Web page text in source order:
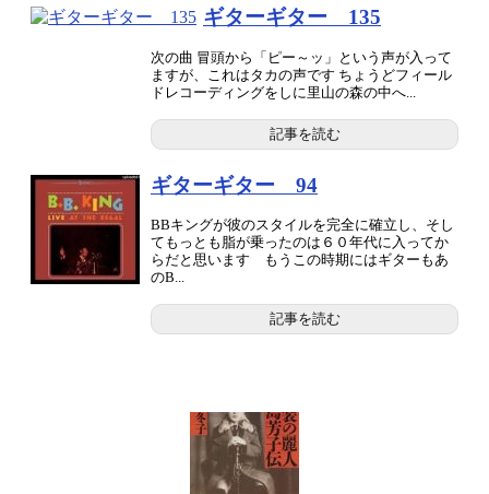
ギターギター 135
次の曲 冒頭から「ピー～ッ」という声が入って
ますが、これはタカの声です ちょうどフィール
ドレコーディングをしに里山の森の中へ...
記事を読む
ギターギター 94
BBキングが彼のスタイルを完全に確立し、そし
てもっとも脂が乗ったのは６０年代に入ってか
らだと思います もうこの時期にはギターもあ
のB...
記事を読む